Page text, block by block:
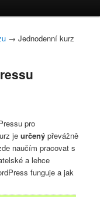
→ Jednodenní kurz
pro
jeurčený převážně
naučím pracovat s
a lehce
funguje a jak